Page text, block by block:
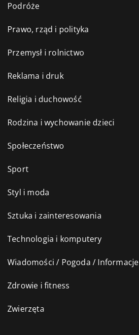
Podróże
Prawo, rząd i polityka
Przemysł i rolnictwo
Reklama i druk
Religia i duchowość
Rodzina i wychowanie dzieci
Społeczeństwo
Sport
Styl i moda
Sztuka i zainteresowania
Technologia i komputery
Wiadomości / Pogoda / Informacje
Zdrowie i fitness
Zwierzęta